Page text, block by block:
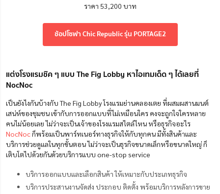
ราคา 53,200 บาท
ช้อปโซฟา Chic Republic รุ่น PORTAGE2
แต่งโรงแรมชิค ๆ แบบ The Fig Lobby หาไอเทมเด็ด ๆ ได้เลยที่
NocNoc
เป็นยังไงกันบ้างกับ The Fig Lobby โรงแรมย่านคลองเตย ที่ผสมผสานมนต์
เสน่ห์ของชุมชน เข้ากับการออกแบบที่ไม่เหมือนใคร คงจะถูกใจใครหลาย
คนไม่น้อยเลย ไม่ว่าจะเป็นเจ้าของโรงแรมสไตล์ไหน หรือธุรกิจอะไร
NocNocก็พร้อมเป็นพาร์ทเนอร์ทางธุรกิจให้กับทุกคน มีทั้งสินค้าและ
บริการช่วยดูแลในทุกขั้นตอน ไม่ว่าจะเป็นธุรกิจขนาดเล็กหรือขนาดใหญ่ ก็
เติบโตไปด้วยกันด้วยบริการแบบ one-stop service
บริการออกแบบและเลือกสินค้า ให้เหมาะกับประเภทธุรกิจ
บริการประสานงานจัดส่ง ประกอบ ติดตั้ง พร้อมบริการหลังการขาย